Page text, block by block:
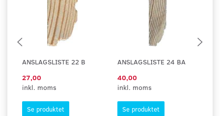
ANSLAGSLISTE 22 B
27,00
inkl. moms
Se produktet
ANSLAGSLISTE 24 BA
40,00
inkl. moms
Se produktet